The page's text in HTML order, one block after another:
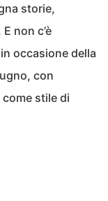
storie,
non c’è
occasione della
con
come stile di